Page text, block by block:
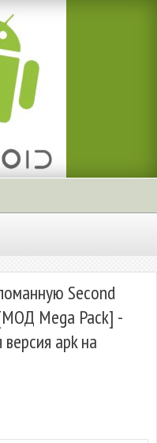
Second
Mega Pack] -
версия apk на